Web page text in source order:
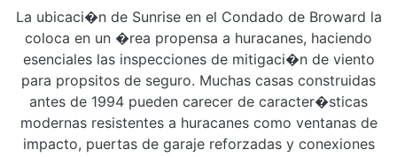
La ubicaci�n de Sunrise en el Condado de Broward la
coloca en un �rea propensa a huracanes, haciendo
esenciales las inspecciones de mitigaci�n de viento
para propsitos de seguro. Muchas casas construidas
antes de 1994 pueden carecer de caracter�sticas
modernas resistentes a huracanes como ventanas de
impacto, puertas de garaje reforzadas y conexiones